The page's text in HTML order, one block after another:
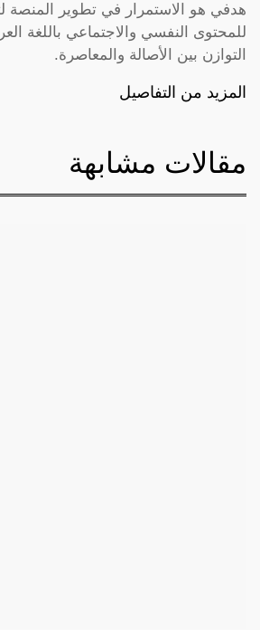
هدفي هو الاستمرار في تطوير المنصة
للمحتوى النفسي والاجتماعي باللغة
التوازن بين الأصالة والمعاصرة.
المزيد من التفاصيل
مقالات مشابهة